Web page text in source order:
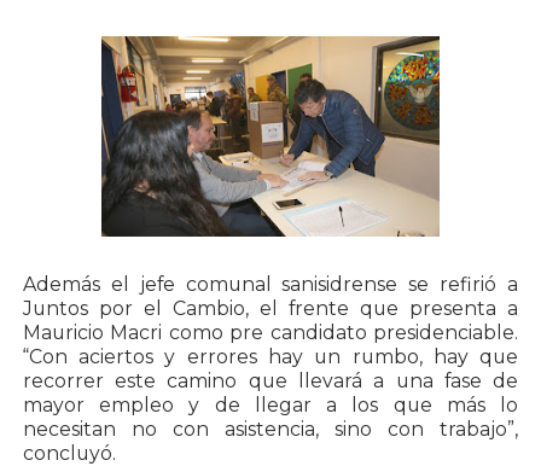
Además el jefe comunal sanisidrense se refirió a
Juntos por el Cambio, el frente que presenta a
Mauricio Macri como pre candidato presidenciable.
“Con aciertos y errores hay un rumbo, hay que
recorrer este camino que llevará a una fase de
mayor empleo y de llegar a los que más lo
necesitan no con asistencia, sino con trabajo”,
concluyó.